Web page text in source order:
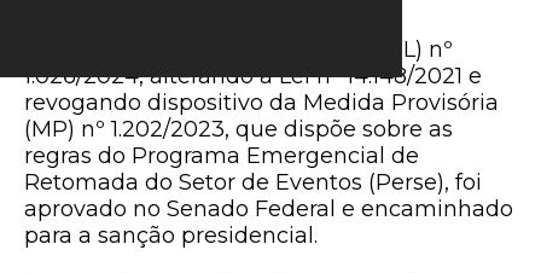
Em 30/04/2024, o Projeto de Lei (PL) nº
1.026/2024, alterando a Lei nº 14.148/2021 e
revogando dispositivo da Medida Provisória
(MP) nº 1.202/2023, que dispõe sobre as
regras do Programa Emergencial de
Retomada do Setor de Eventos (Perse), foi
aprovado no Senado Federal e encaminhado
para a sanção presidencial.